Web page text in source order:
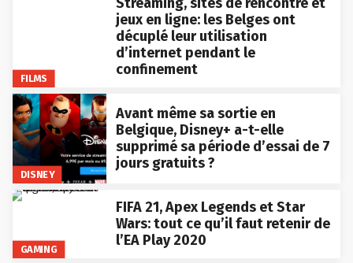
FILMS
jeux en ligne: les Belges ont
décuplé leur utilisation
d’internet pendant le
confinement
DISNEY
Avant même sa sortie en
Belgique, Disney+ a-t-elle
supprimé sa période d’essai de 7
jours gratuits ?
GAMING
FIFA 21, Apex Legends et Star
Wars: tout ce qu’il faut retenir de
l’EA Play 2020